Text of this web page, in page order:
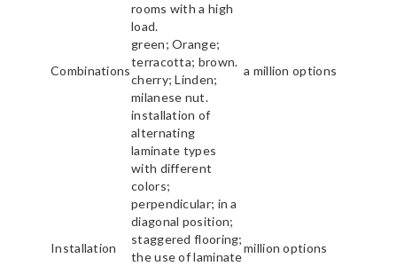
rooms with a high
load.
Combinations
green; Orange;
terracotta; brown.
cherry; Linden;
milanese nut.
a million options
Installation
installation of
alternating
laminate types
with different
colors;
perpendicular; in a
diagonal position;
staggered flooring;
the use of laminate
million options